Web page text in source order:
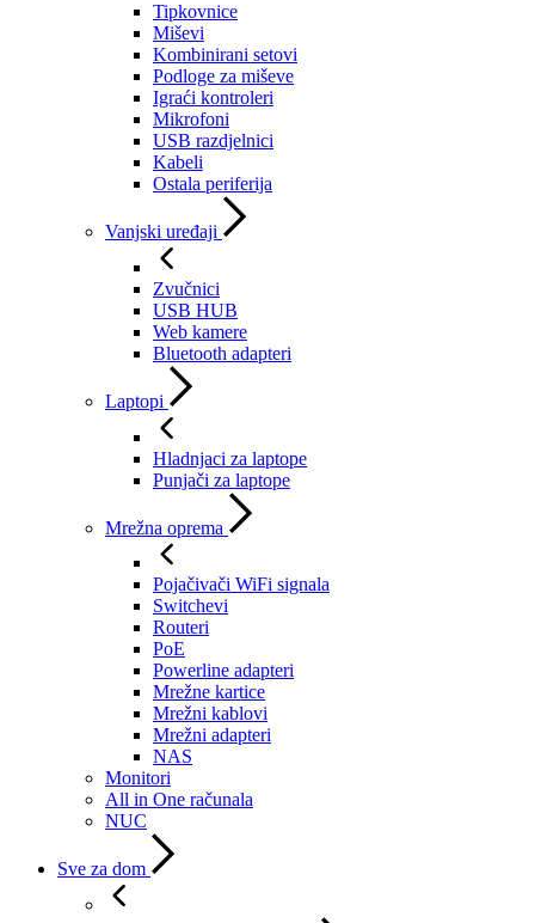
Tipkovnice
Miševi
Kombinirani setovi
Podloge za miševe
Igraći kontroleri
Mikrofoni
USB razdjelnici
Kabeli
Ostala periferija
Vanjski uređaji
Zvučnici
USB HUB
Web kamere
Bluetooth adapteri
Laptopi
Hladnjaci za laptope
Punjači za laptope
Mrežna oprema
Pojačivači WiFi signala
Switchevi
Routeri
PoE
Powerline adapteri
Mrežne kartice
Mrežni kablovi
Mrežni adapteri
NAS
Monitori
All in One računala
NUC
Sve za dom